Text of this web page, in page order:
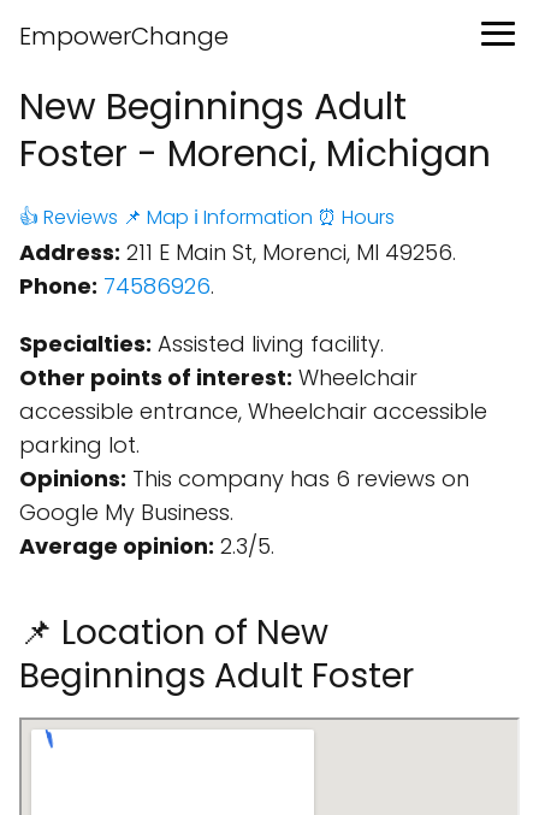
EmpowerChange
New Beginnings Adult
Foster - Morenci, Michigan
👍 Reviews 📌 Map ℹ️ Information ⏰ Hours
Address: 211 E Main St, Morenci, MI 49256.
Phone: 74586926.
Specialties: Assisted living facility.
Other points of interest: Wheelchair
accessible entrance, Wheelchair accessible
parking lot.
Opinions: This company has 6 reviews on
Google My Business.
Average opinion: 2.3/5.
📌 Location of New
Beginnings Adult Foster